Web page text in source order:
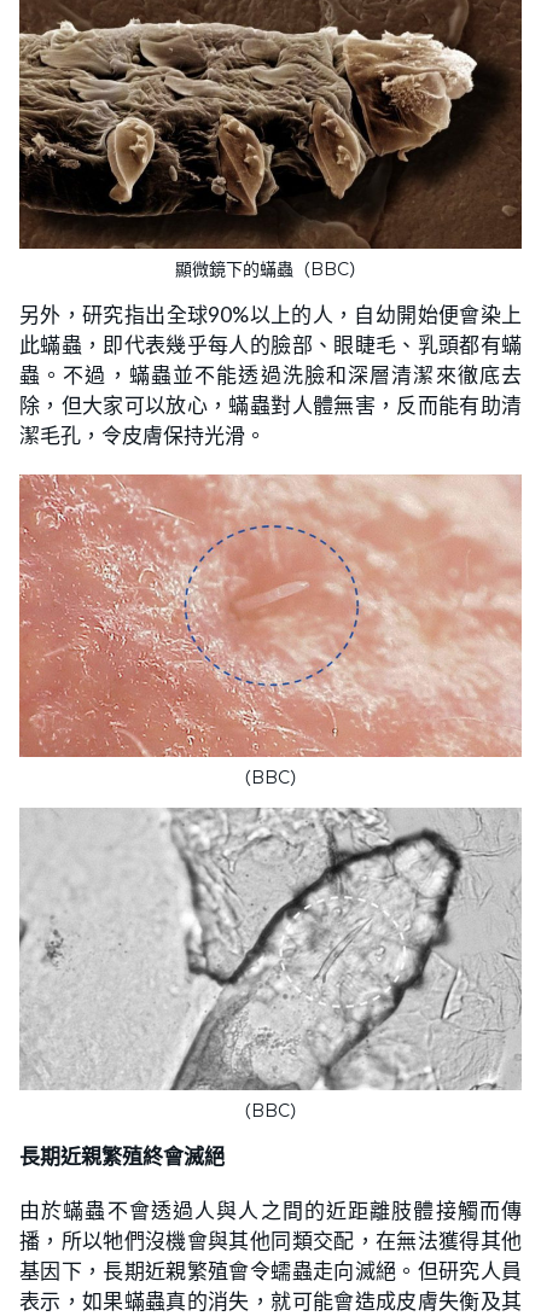
顯微鏡下的蟎蟲（BBC）
另外，研究指出全球90%以上的人，自幼開始便會染上
此蟎蟲，即代表幾乎每人的臉部、眼睫毛、乳頭都有蟎
蟲。不過，蟎蟲並不能透過洗臉和深層清潔來徹底去
除，但大家可以放心，蟎蟲對人體無害，反而能有助清
潔毛孔，令皮膚保持光滑。
（BBC）
（BBC）
長期近親繁殖終會滅絕
由於蟎蟲不會透過人與人之間的近距離肢體接觸而傳
播，所以牠們沒機會與其他同類交配，在無法獲得其他
基因下，長期近親繁殖會令蠕蟲走向滅絕。但研究人員
表示，如果蟎蟲真的消失，就可能會造成皮膚失衡及其